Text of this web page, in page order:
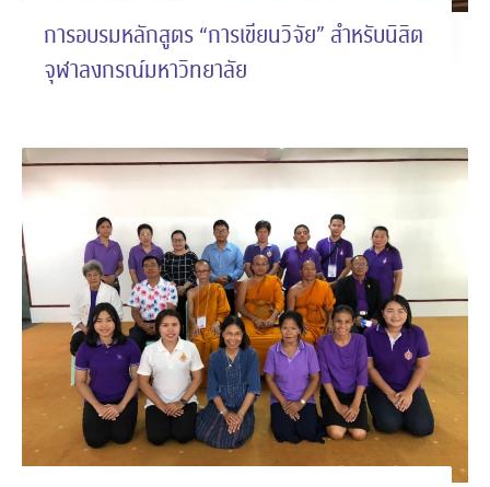
การอบรมหลักสูตร “การเขียนวิจัย” สำหรับนิสิต
จุฬาลงกรณ์มหาวิทยาลัย